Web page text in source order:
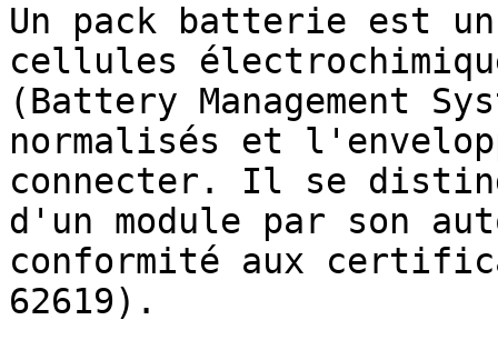
Un pack batterie est
cellules
(Battery Management
normalisés et
connecter. Il se
d'un module par son
conformité aux
62619).